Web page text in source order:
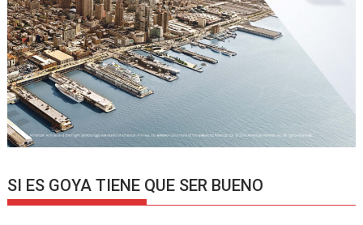
SI ES GOYA TIENE QUE SER BUENO